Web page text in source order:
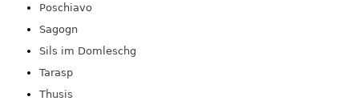
Poschiavo
Sagogn
Sils im Domleschg
Tarasp
Thusis